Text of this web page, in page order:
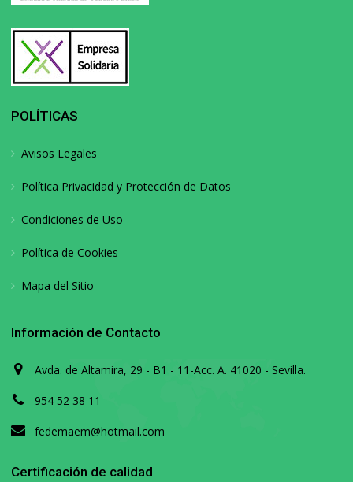
POLÍTICAS
Avisos Legales
Política Privacidad y Protección de Datos
Condiciones de Uso
Política de Cookies
Mapa del Sitio
Información de Contacto
Avda. de Altamira, 29 - B1 - 11-Acc. A. 41020 - Sevilla.
954 52 38 11
fedemaem@hotmail.com
Certificación de calidad